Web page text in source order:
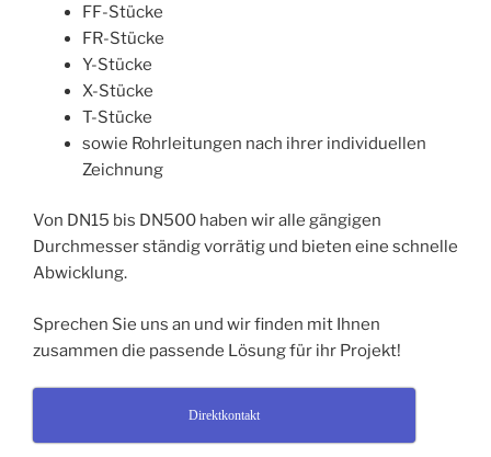
FF-Stücke
FR-Stücke
Y-Stücke
X-Stücke
T-Stücke
sowie Rohrleitungen nach ihrer individuellen
Zeichnung
Von DN15 bis DN500 haben wir alle gängigen
Durchmesser ständig vorrätig und bieten eine schnelle
Abwicklung.
Sprechen Sie uns an und wir finden mit Ihnen
zusammen die passende Lösung für ihr Projekt!
Direktkontakt